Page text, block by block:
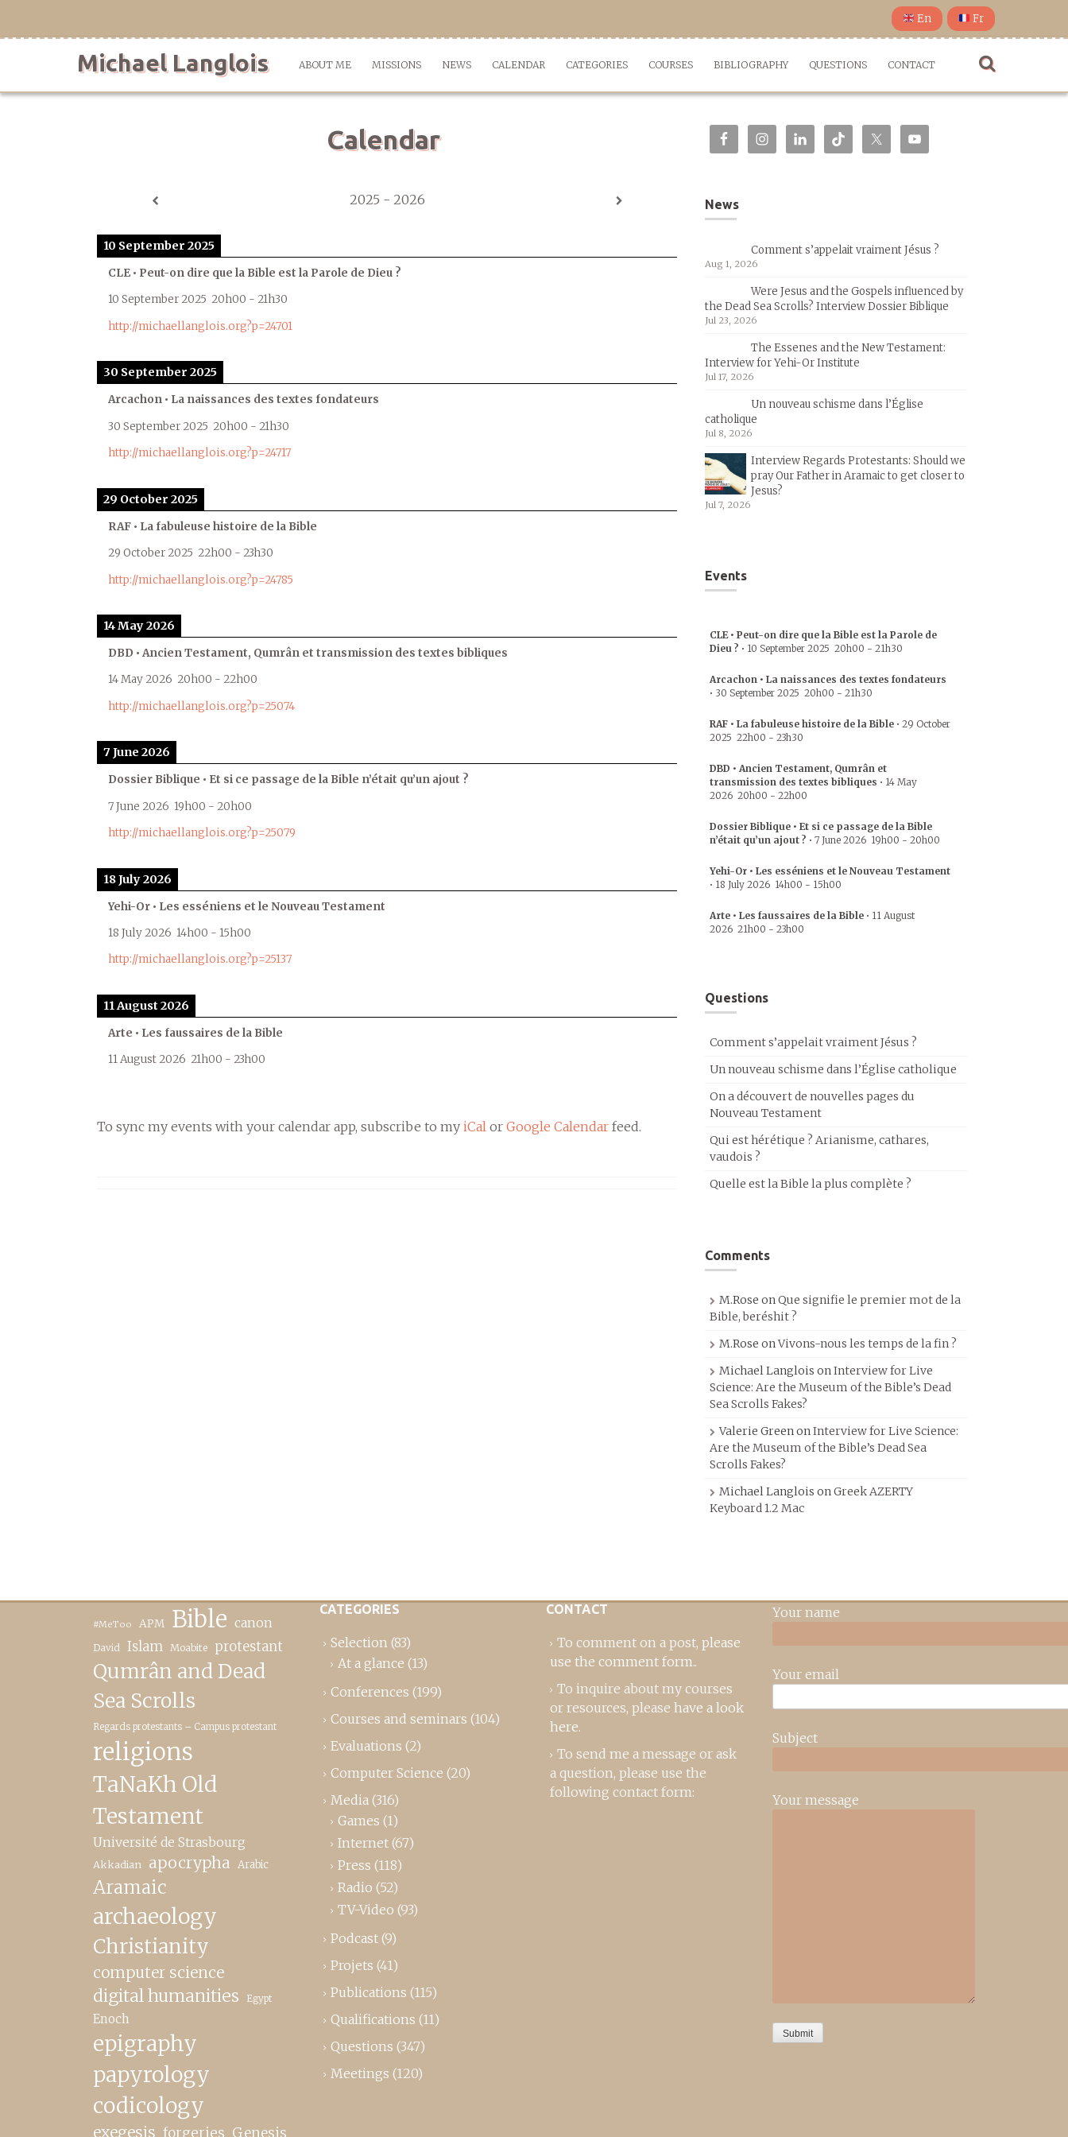
En Fr
Michael Langlois ABOUT ME MISSIONS NEWS CALENDAR CATEGORIES COURSES BIBLIOGRAPHY QUESTIONS CONTACT
Calendar
2025 - 2026
10 September 2025
CLE • Peut-on dire que la Bible est la Parole de Dieu ?
10 September 2025 20h00 - 21h30
http://michaellanglois.org?p=24701
30 September 2025
Arcachon • La naissances des textes fondateurs
30 September 2025 20h00 - 21h30
http://michaellanglois.org?p=24717
29 October 2025
RAF • La fabuleuse histoire de la Bible
29 October 2025 22h00 - 23h30
http://michaellanglois.org?p=24785
14 May 2026
DBD • Ancien Testament, Qumrân et transmission des textes bibliques
14 May 2026 20h00 - 22h00
http://michaellanglois.org?p=25074
7 June 2026
Dossier Biblique • Et si ce passage de la Bible n’était qu’un ajout ?
7 June 2026 19h00 - 20h00
http://michaellanglois.org?p=25079
18 July 2026
Yehi-Or • Les esséniens et le Nouveau Testament
18 July 2026 14h00 - 15h00
http://michaellanglois.org?p=25137
11 August 2026
Arte • Les faussaires de la Bible
11 August 2026 21h00 - 23h00
To sync my events with your calendar app, subscribe to my iCal or Google Calendar feed.
News
Comment s’appelait vraiment Jésus ?
Aug 1, 2026
Were Jesus and the Gospels influenced by
the Dead Sea Scrolls? Interview Dossier Biblique
Jul 23, 2026
The Essenes and the New Testament:
Interview for Yehi-Or Institute
Jul 17, 2026
Un nouveau schisme dans l’Église
catholique
Jul 8, 2026
Interview Regards Protestants: Should we
pray Our Father in Aramaic to get closer to
Jesus?
Jul 7, 2026
Events
CLE • Peut-on dire que la Bible est la Parole de
Dieu ? • 10 September 2025 20h00 - 21h30
Arcachon • La naissances des textes fondateurs
• 30 September 2025 20h00 - 21h30
RAF • La fabuleuse histoire de la Bible • 29 October
2025 22h00 - 23h30
DBD • Ancien Testament, Qumrân et
transmission des textes bibliques • 14 May
2026 20h00 - 22h00
Dossier Biblique • Et si ce passage de la Bible
n’était qu’un ajout ? • 7 June 2026 19h00 - 20h00
Yehi-Or • Les esséniens et le Nouveau Testament
• 18 July 2026 14h00 - 15h00
Arte • Les faussaires de la Bible • 11 August
2026 21h00 - 23h00
Questions
Comment s’appelait vraiment Jésus ?
Un nouveau schisme dans l’Église catholique
On a découvert de nouvelles pages du
Nouveau Testament
Qui est hérétique ? Arianisme, cathares,
vaudois ?
Quelle est la Bible la plus complète ?
Comments
M.Rose onQue signifie le premier mot de la
Bible, beréshit ?
M.Rose onVivons-nous les temps de la fin ?
Michael Langlois onInterview for Live
Science: Are the Museum of the Bible’s Dead
Sea Scrolls Fakes?
Valerie GreenonInterview for Live Science:
Are the Museum of the Bible’s Dead Sea
Scrolls Fakes?
Michael Langlois onGreek AZERTY
Keyboard 1.2 Mac
#MeToo APM Bible canon
David Islam Moabite protestant
Qumrân and Dead
Sea Scrolls
Regards protestants – Campus protestant
religions
TaNaKh Old
Testament
Université de Strasbourg
Akkadian apocrypha Arabic
Aramaic
archaeology
Christianity
computer science
digital humanities Egypt
Enoch
epigraphy
papyrology
codicology
exegesis forgeries Genesis
CATEGORIES
Selection (83)
At a glance (13)
Conferences (199)
Courses and seminars (104)
Evaluations (2)
Computer Science (20)
Media (316)
Games (1)
Internet (67)
Press (118)
Radio (52)
TV-Video (93)
Podcast (9)
Projets (41)
Publications (115)
Qualifications (11)
Questions (347)
Meetings (120)
CONTACT
To comment on a post, please
use the comment form..
To inquire about my courses
or resources, please have a look
here.
To send me a message or ask
a question, please use the
following contact form:
Your name
Your email
Subject
Your message